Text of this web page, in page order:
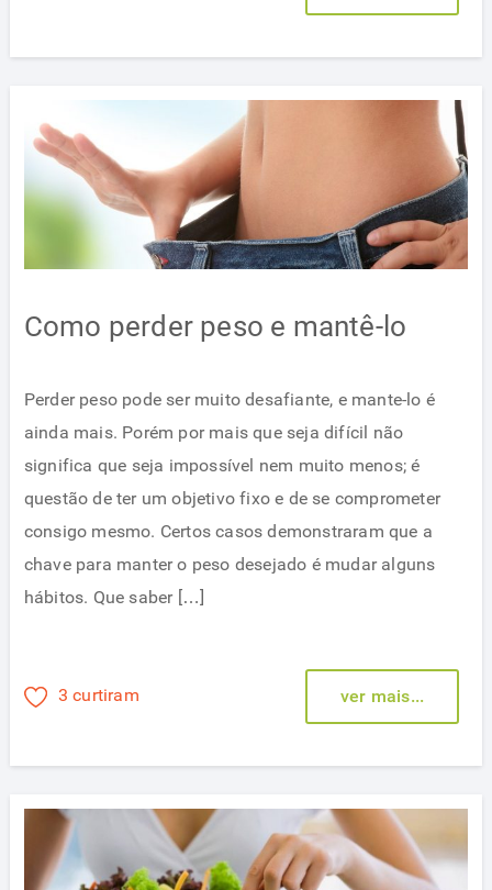
Como perder peso e mantê-lo
Perder peso pode ser muito desafiante, e mante-lo é
ainda mais. Porém por mais que seja difícil não
significa que seja impossível nem muito menos; é
questão de ter um objetivo fixo e de se comprometer
consigo mesmo. Certos casos demonstraram que a
chave para manter o peso desejado é mudar alguns
hábitos. Que saber […]
3 curtiram ver mais...